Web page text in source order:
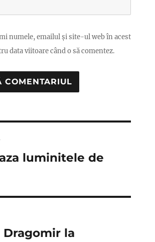
numele, emailul și site-ul web în acest
data viitoare când o să comentez.
luminitele de
Dragomir la